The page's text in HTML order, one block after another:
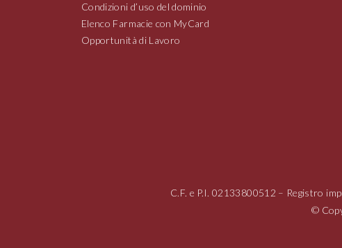
Condizioni d’uso del dominio
Elenco Farmacie con MyCard
Opportunità di Lavoro
C.F. e P.I.02133800512 – Registro
©